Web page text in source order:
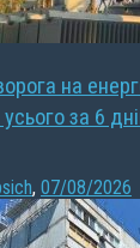
на
усього за 6
, 07/08/2026